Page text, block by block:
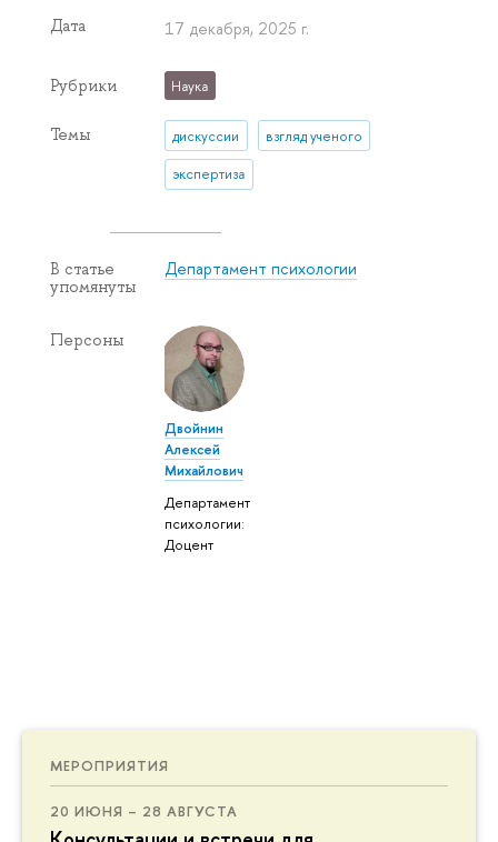
МЕРОПРИЯТИЯ
20 ИЮНЯ – 28 АВГУСТА
Дата 17 декабря, 2025 г.
Рубрики Наука
Темы дискуссии взгляд ученого
экспертиза
В статье
упомянуты
Департамент психологии
Персоны
Двойнин
Алексей
Михайлович
Департамент
психологии:
Доцент